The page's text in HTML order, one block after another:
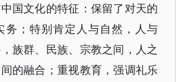
国文化的特征：保留了对天的
务；特别肯定人与自然，人与
族群、民族、宗教之间，人之
的融合；重视教育，强调礼乐